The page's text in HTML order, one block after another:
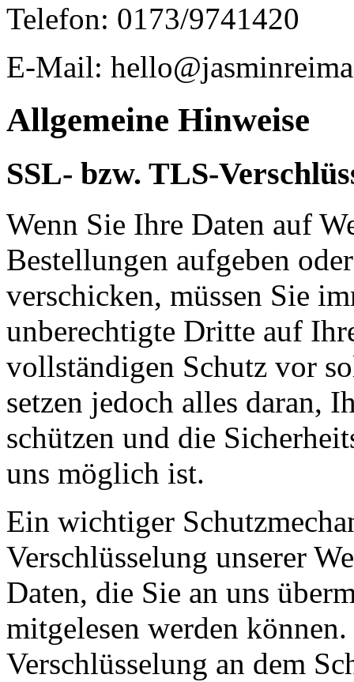
Telefon: 0173/9741420
E-Mail:
Allgemeine Hinweise
SSL- bzw. TLS-
Wenn Sie Ihre Daten auf
Bestellungen aufgeben
verschicken, müssen Sie
unberechtigte Dritte auf
vollständigen Schutz vor
setzen jedoch alles daran,
schützen und die
uns möglich ist.
Ein wichtiger
Verschlüsselung unserer
Daten, die Sie an uns
mitgelesen werden
Verschlüsselung an dem